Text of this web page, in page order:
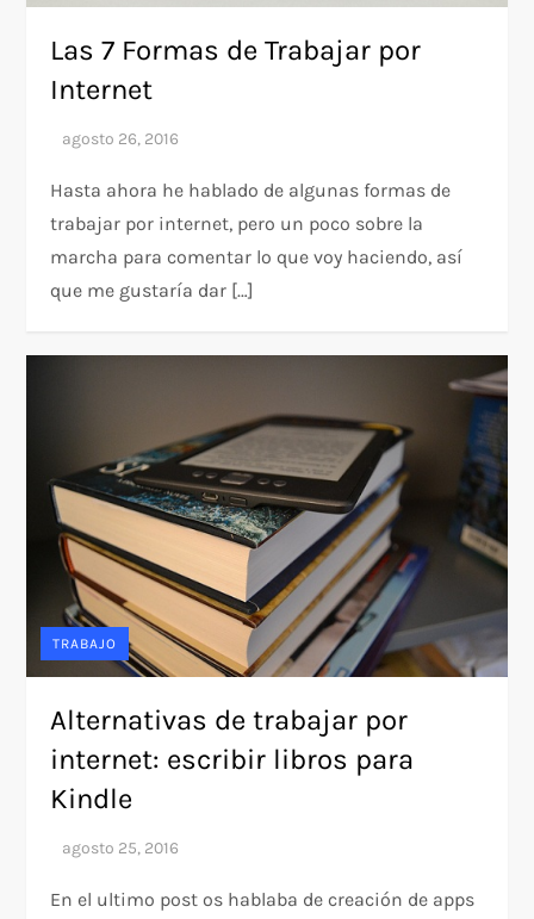
Las 7 Formas de Trabajar por
Internet
Hasta ahora he hablado de algunas formas de
trabajar por internet, pero un poco sobre la
marcha para comentar lo que voy haciendo, así
que me gustaría dar […]
TRABAJO
Alternativas de trabajar por
internet: escribir libros para
Kindle
En el ultimo post os hablaba de creación de apps